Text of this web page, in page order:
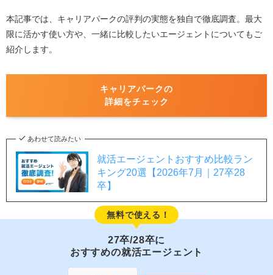
本記事では、キャリアパークの評判の実態を独自で徹底調査。最大
限に活かす使い方や、一緒に比較したいエージェントについてもご
紹介します。
キャリアパークの
詳細をチェック
あわせて読みたい
就活エージェントおすすめ比較ラン
キング20選【2026年7月｜27卒28
卒】
無料で使える！
27卒/28卒に
おすすめの就活エージェント